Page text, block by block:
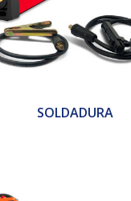
SOLDADURA